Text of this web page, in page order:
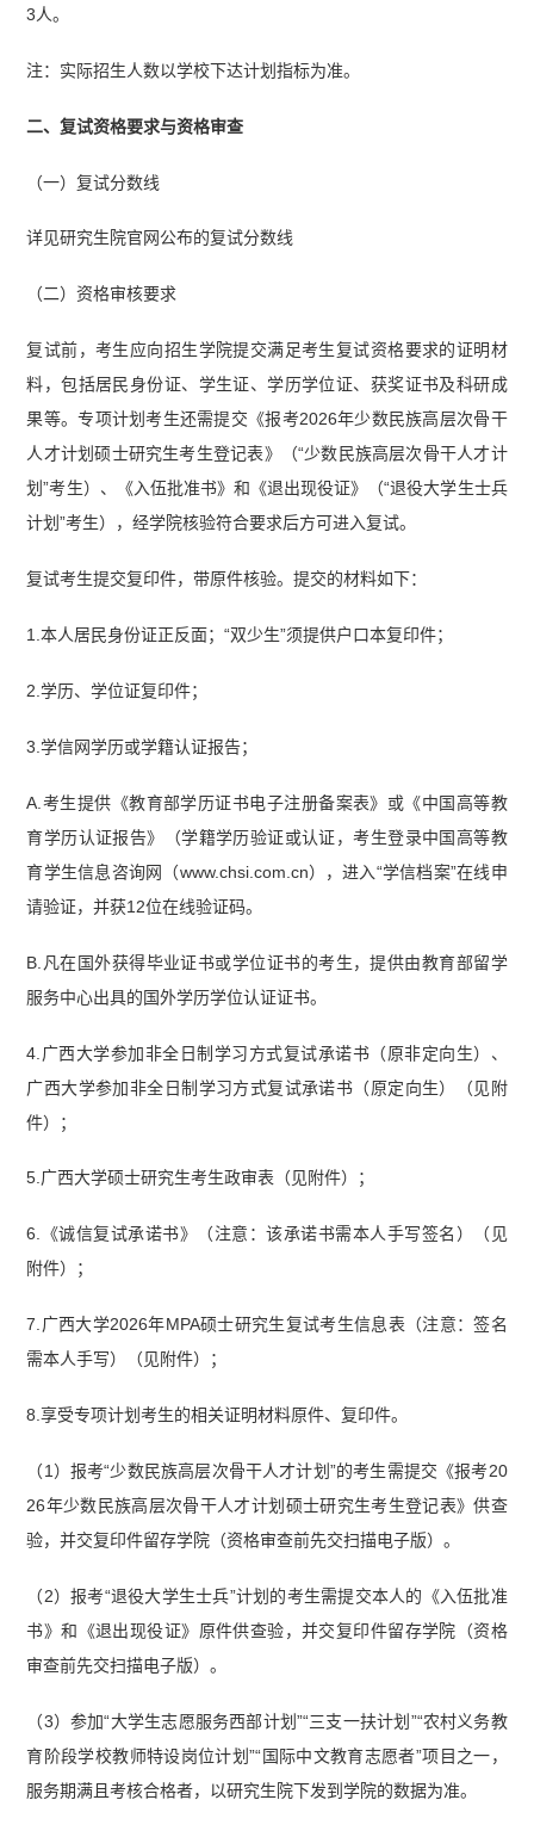
3人。
注：实际招生人数以学校下达计划指标为准。
二、复试资格要求与资格审查
（一）复试分数线
详见研究生院官网公布的复试分数线
（二）资格审核要求
复试前，考生应向招生学院提交满足考生复试资格要求的证明材
料，包括居民身份证、学生证、学历学位证、获奖证书及科研成
果等。专项计划考生还需提交《报考2026年少数民族高层次骨干
人才计划硕士研究生考生登记表》（“少数民族高层次骨干人才计
划”考生）、《入伍批准书》和《退出现役证》（“退役大学生士兵
计划”考生），经学院核验符合要求后方可进入复试。
复试考生提交复印件，带原件核验。提交的材料如下：
1.本人居民身份证正反面；“双少生”须提供户口本复印件；
2.学历、学位证复印件；
3.学信网学历或学籍认证报告；
A.考生提供《教育部学历证书电子注册备案表》或《中国高等教
育学历认证报告》（学籍学历验证或认证，考生登录中国高等教
育学生信息咨询网（www.chsi.com.cn），进入“学信档案”在线申
请验证，并获12位在线验证码。
B.凡在国外获得毕业证书或学位证书的考生，提供由教育部留学
服务中心出具的国外学历学位认证证书。
4.广西大学参加非全日制学习方式复试承诺书（原非定向生）、
广西大学参加非全日制学习方式复试承诺书（原定向生）（见附
件）；
5.广西大学硕士研究生考生政审表（见附件）；
6.《诚信复试承诺书》（注意：该承诺书需本人手写签名）（见
附件）；
7.广西大学2026年MPA硕士研究生复试考生信息表（注意：签名
需本人手写）（见附件）；
8.享受专项计划考生的相关证明材料原件、复印件。
（1）报考“少数民族高层次骨干人才计划”的考生需提交《报考20
26年少数民族高层次骨干人才计划硕士研究生考生登记表》供查
验，并交复印件留存学院（资格审查前先交扫描电子版）。
（2）报考“退役大学生士兵”计划的考生需提交本人的《入伍批准
书》和《退出现役证》原件供查验，并交复印件留存学院（资格
审查前先交扫描电子版）。
（3）参加“大学生志愿服务西部计划”“三支一扶计划”“农村义务教
育阶段学校教师特设岗位计划”“国际中文教育志愿者”项目之一，
服务期满且考核合格者，以研究生院下发到学院的数据为准。